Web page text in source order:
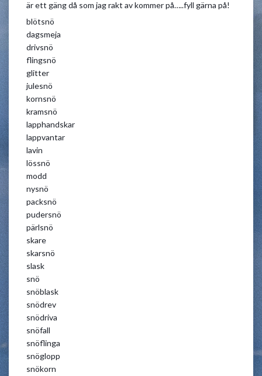
är ett gäng då som jag rakt av kommer på…..fyll gärna på!
blötsnö
dagsmeja
drivsnö
flingsnö
glitter
julesnö
kornsnö
kramsnö
lapphandskar
lappvantar
lavin
lössnö
modd
nysnö
packsnö
pudersnö
pärlsnö
skare
skarsnö
slask
snö
snöblask
snödrev
snödriva
snöfall
snöflinga
snöglopp
snökorn